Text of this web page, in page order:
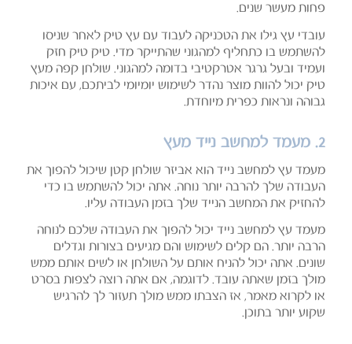
פחות מעשר שנים.
עובדי עץ גילו את הטכניקה לעבוד עם עץ טיק לאחר שניסו
להשתמש בו כתחליף למהגוני שהתייקר מדי. טיק טיק חזק
ועמיד ובעל גרגר אטרקטיבי בדומה למהגוני. שולחן קפה מעץ
טיק יכול להוות מוצר נהדר לשימוש יומיומי לביתכם, עם איכות
גבוהה ונראות כפרית מיוחדת.
2. מעמד למחשב נייד מעץ
מעמד עץ למחשב נייד הוא אביזר שולחן קטן שיכול להפוך את
העבודה שלך להרבה יותר נוחה. אתה יכול להשתמש בו כדי
להחזיק את המחשב הנייד שלך בזמן העבודה עליו.
מעמד עץ למחשב נייד יכול להפוך את העבודה שלכם לנוחה
הרבה יותר. הם קלים לשימוש והם מגיעים בצורות וגדלים
שונים. אתה יכול להניח אותם על השולחן או לשים אותם ממש
מולך בזמן שאתה עובד. לדוגמה, אם אתה רוצה לצפות בסרט
או לקרוא מאמר, אז הצבתו ממש מולך תעזור לך להרגיש
שקוע יותר בתוכן.